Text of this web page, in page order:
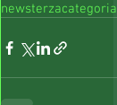
newsterzacategoria